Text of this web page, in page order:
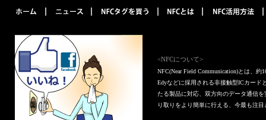
<NFCについて>
NFC(Near Field Communication)とは、
Edyなどに採用される非接触型ICカード
たる製品に対応、双方向のデータ通信
り取りをより簡単に行える、今最も注